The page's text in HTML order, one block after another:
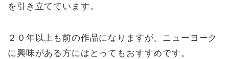
を引き立てています。
２０年以上も前の作品になりますが、ニューヨーク
に興味がある方にはとってもおすすめです。